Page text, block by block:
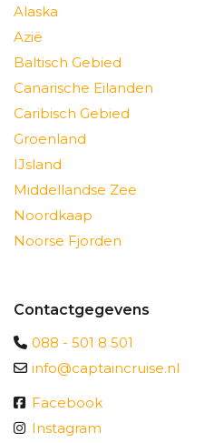
Alaska
Azië
Baltisch Gebied
Canarische Eilanden
Caribisch Gebied
Groenland
IJsland
Middellandse Zee
Noordkaap
Noorse Fjorden
Contactgegevens
088 - 501 8 501
info@captaincruise.nl
Facebook
Instagram